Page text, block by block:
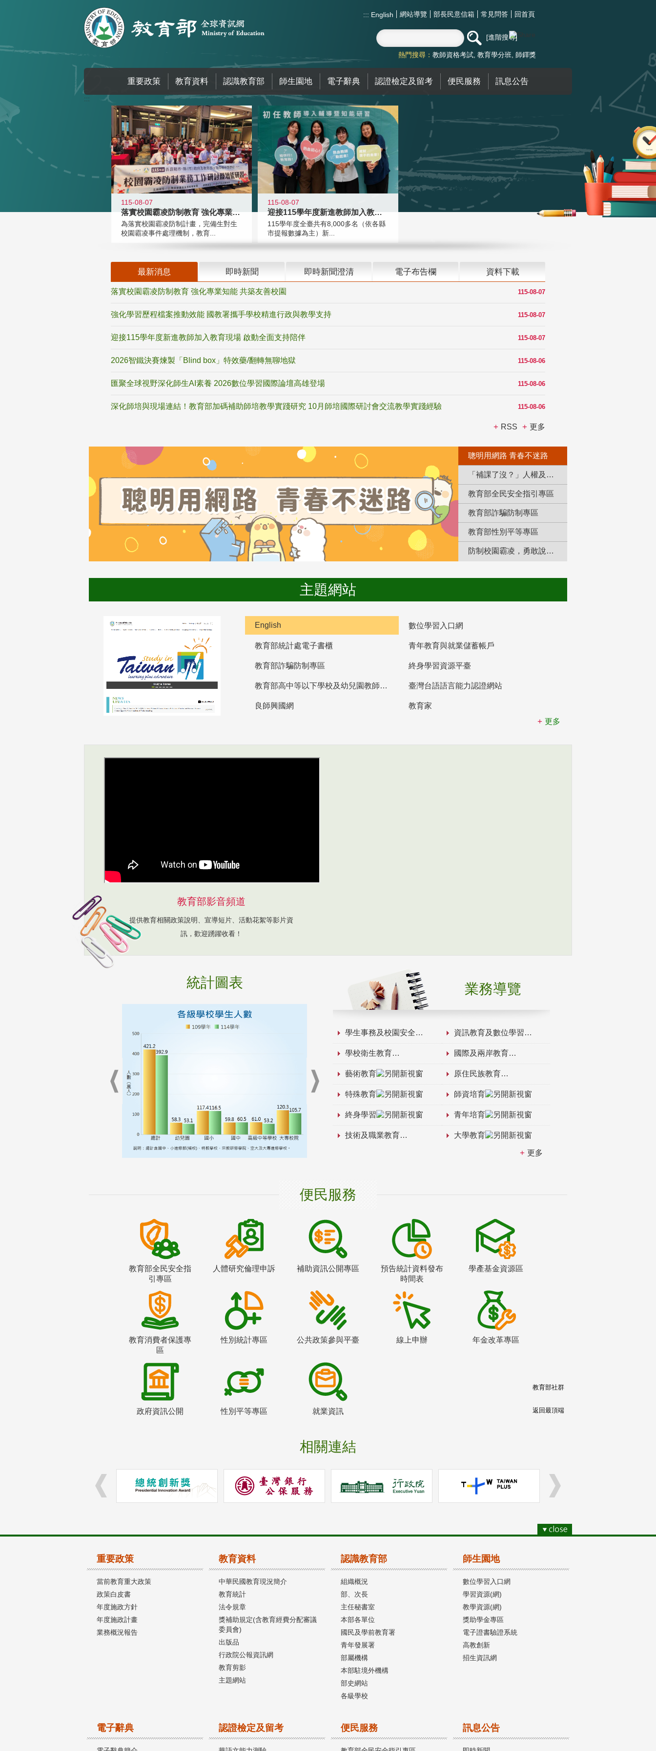
::: English 網站導覽 部長民意信箱 常見問答 回首頁
進階搜尋
熱門搜尋： 教師資格考試 教育學分班 師鐸獎
重要政策 教育資料 認識教育部 師生園地 電子辭典 認證檢定及留考 便民服務 訊息公告
:::
115-08-07
落實校園霸凌防制教育 強化專業知能
為落實校園霸凌防制計畫，完備生對生
校園霸凌事件處理機制，教育...
115-08-07
迎接115學年度新進教師加入教育現
115學年度全臺共有8,000多名（依各縣
市提報數據為主）新...
最新消息 即時新聞 即時新聞澄清 電子布告欄 資料下載
115-08-07
落實校園霸凌防制教育 強化專業知能 共築友善校園
115-08-07
強化學習歷程檔案推動效能 國教署攜手學校精進行政與教學支持
115-08-07
迎接115學年度新進教師加入教育現場 啟動全面支持陪伴
115-08-06
2026智鐵決賽煉製「Blind box」特效藥/翻轉無聊地獄
115-08-06
匯聚全球視野深化師生AI素養 2026數位學習國際論壇高雄登場
115-08-06
深化師培與現場連結！教育部加碼補助師培教學實踐研究 10月師培國際研討會交流教學實踐經驗
RSS 更多
聰明用網路 青春不迷路
「補課了沒？」人權及轉型正義教育專區
教育部全民安全指引專區
教育部詐騙防制專區
教育部性別平等專區
防制校園霸凌，勇敢說出來！
主題網站
English 數位學習入口網
教育部統計處電子書櫃 青年教育與就業儲蓄帳戶
教育部詐騙防制專區 終身學習資源平臺
教育部高中等以下學校及幼兒園教師資格檢定考試 臺灣台語語言能力認證網站
良師興國網
教育家
更多
教育部影音頻道
提供教育相關政策說明、宣導短片、活動花絮等影片資
訊，歡迎踴躍收看！
統計圖表 業務導覽
學生事務及校園安全 資訊教育及數位學習
學校衛生教育 國際及兩岸教育
藝術教育 原住民族教育
特殊教育 師資培育
終身學習 青年培育
技術及職業教育 大學教育
更多
便民服務
教育部全民安全指
引專區
人體研究倫理申訴 補助資訊公開專區
預告統計資料發布
時間表
學產基金資源區
教育消費者保護專
區
性別統計專區 公共政策參與平臺 線上申辦 年金改革專區
政府資訊公開 性別平等專區 就業資訊
相關連結
教育部社群
返回最頂端
重要政策
當前教育重大政策
政策白皮書
年度施政方針
年度施政計畫
業務概況報告
教育資料
中華民國教育現況簡介
教育統計
法令規章
獎補助規定(含教育經費分配審議
委員會)
出版品
行政院公報資訊網
教育剪影
主題網站
認識教育部
組織概況
部、次長
主任秘書室
本部各單位
國民及學前教育署
青年發展署
部屬機構
本部駐境外機構
部史網站
各級學校
師生園地
數位學習入口網
學習資源(網)
教學資源(網)
獎助學金專區
電子證書驗證系統
高教創新
招生資訊網
電子辭典 認證檢定及留考 便民服務 訊息公告